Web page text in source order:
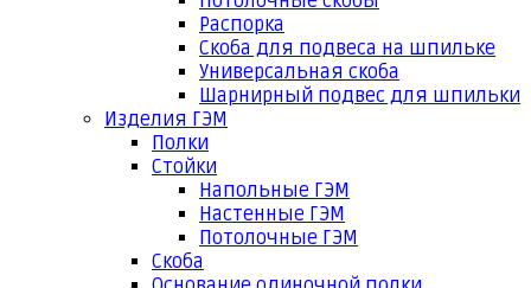
Распорка
Скоба для подвеса на шпильке
Универсальная скоба
Шарнирный подвес для шпильки
Изделия ГЭМ
Полки
Стойки
Напольные ГЭМ
Настенные ГЭМ
Потолочные ГЭМ
Скоба